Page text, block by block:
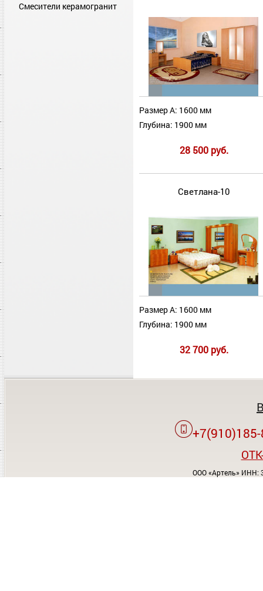
Смесители керамогранит
Размер А: 1600 мм
Глубина: 1900 мм
28 500 руб.
Светлана-10
Размер А: 1600 мм
Глубина: 1900 мм
32 700 руб.
ООО «Артель» ИНН: